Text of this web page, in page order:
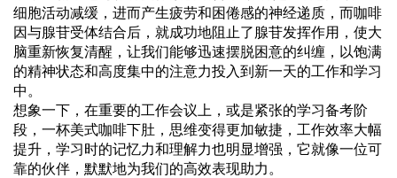
细胞活动减缓，进而产生疲劳和困倦感的神经递质，而咖啡
因与腺苷受体结合后，就成功地阻止了腺苷发挥作用，使大
脑重新恢复清醒，让我们能够迅速摆脱困意的纠缠，以饱满
的精神状态和高度集中的注意力投入到新一天的工作和学习
中。
想象一下，在重要的工作会议上，或是紧张的学习备考阶
段，一杯美式咖啡下肚，思维变得更加敏捷，工作效率大幅
提升，学习时的记忆力和理解力也明显增强，它就像一位可
靠的伙伴，默默地为我们的高效表现助力。